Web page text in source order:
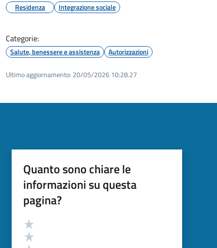
Residenza Integrazione sociale
Categorie:
Salute, benessere e assistenza Autorizzazioni
Ultimo aggiornamento: 20/05/2026 10:28.27
Quanto sono chiare le
informazioni su questa
pagina?
Valutazione